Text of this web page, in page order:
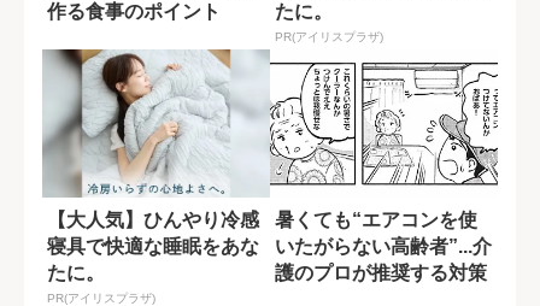
作る食事のポイント
たに。
PR(アイリスプラザ)
【大人気】ひんやり冷感
寝具で快適な睡眠をあな
たに。
PR(アイリスプラザ)
暑くても“エアコンを使
いたがらない高齢者”...介
護のプロが推奨する対策